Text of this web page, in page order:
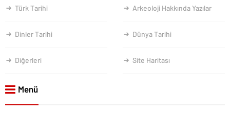
Türk Tarihi Arkeoloji Hakkında Yazılar
Dinler Tarihi Dünya Tarihi
Diğerleri Site Haritası
Menü